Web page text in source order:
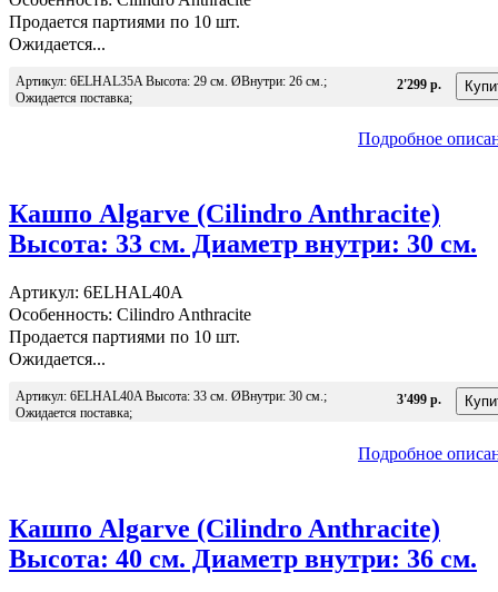
Продается партиями по 10 шт.
Ожидается...
Артикул: 6ELHAL35A Высота: 29 см. ØВнутри: 26 см.;
Ожидается поставка;
2'299 р.
Подробное
Кашпо Algarve (Cilindro Anthracite)
Высота: 33 см. Диаметр внутри: 30 см.
Артикул: 6ELHAL40A
Особенность: Cilindro Anthracite
Продается партиями по 10 шт.
Ожидается...
Артикул: 6ELHAL40A Высота: 33 см. ØВнутри: 30 см.;
Ожидается поставка;
3'499 р.
Подробное
Кашпо Algarve (Cilindro Anthracite)
Высота: 40 см. Диаметр внутри: 36 см.